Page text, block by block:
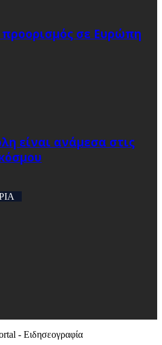
προορισμός σε Ευρώπη
είναι ανάμεσα στις
- Ειδησεογραφία